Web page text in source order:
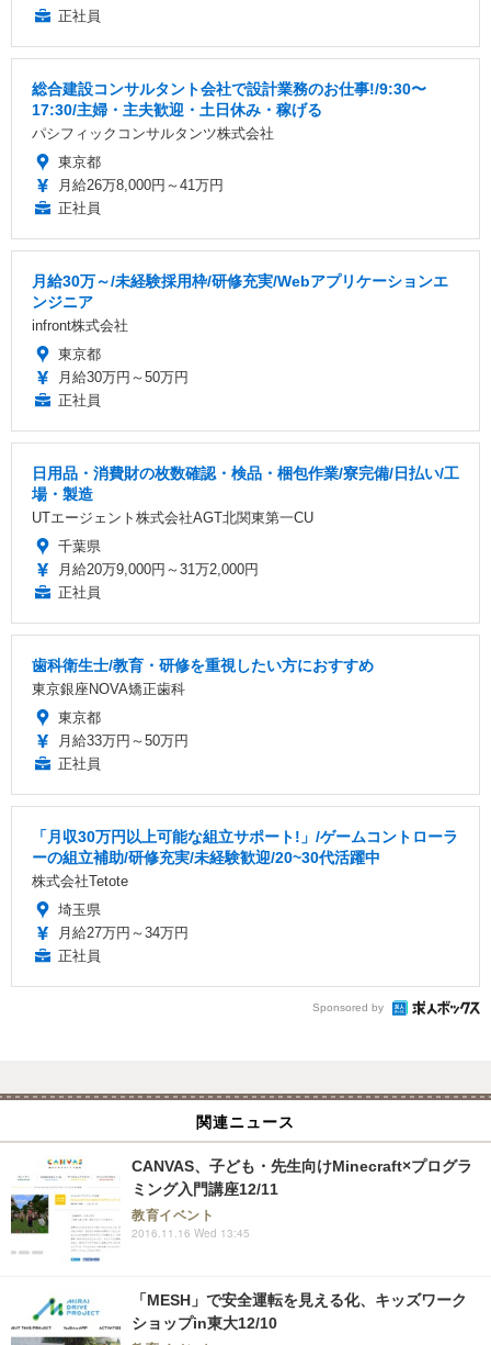
正社員
総合建設コンサルタント会社で設計業務のお仕事!/9:30〜
17:30/主婦・主夫歓迎・土日休み・稼げる
パシフィックコンサルタンツ株式会社
東京都
月給26万8,000円～41万円
正社員
月給30万～/未経験採用枠/研修充実/Webアプリケーションエ
ンジニア
infront株式会社
東京都
月給30万円～50万円
正社員
日用品・消費財の枚数確認・検品・梱包作業/寮完備/日払い/工
場・製造
UTエージェント株式会社AGT北関東第一CU
千葉県
月給20万9,000円～31万2,000円
正社員
歯科衛生士/教育・研修を重視したい方におすすめ
東京銀座NOVA矯正歯科
東京都
月給33万円～50万円
正社員
「月収30万円以上可能な組立サポート!」/ゲームコントローラ
ーの組立補助/研修充実/未経験歓迎/20~30代活躍中
株式会社Tetote
埼玉県
月給27万円～34万円
正社員
Sponsored by
関連ニュース
CANVAS、子ども・先生向けMinecraft×プログラ
ミング入門講座12/11
教育イベント
2016.11.16 Wed 13:45
「MESH」で安全運転を見える化、キッズワーク
ショップin東大12/10